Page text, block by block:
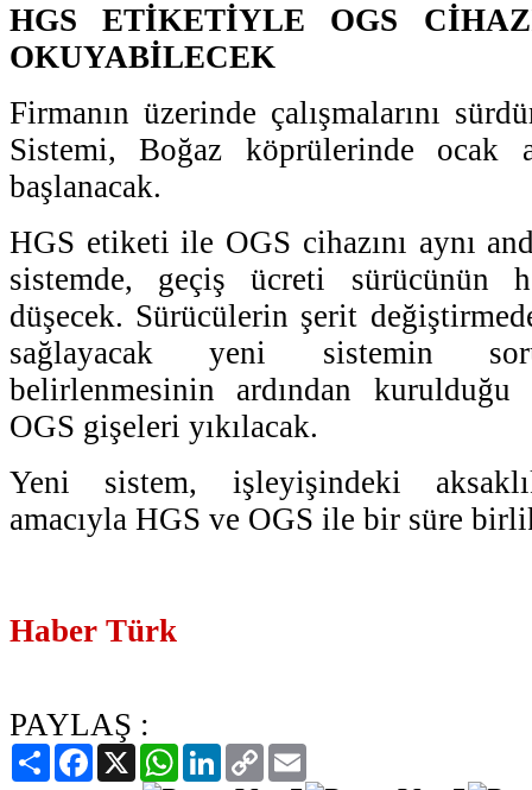
HGS ETİKETİYLE OGS
OKUYABİLECEK
Firmanın üzerinde çalışmalarını
Sistemi, Boğaz köprülerinde ocak
başlanacak.
HGS etiketi ile OGS cihazını aynı
sistemde, geçiş ücreti sürücünün
düşecek. Sürücülerin şerit
sağlayacak yeni sistemin
belirlenmesinin ardından
OGS gişeleri yıkılacak.
Yeni sistem, işleyişindeki
amacıyla HGS ve OGS ile bir süre
Haber Türk
PAYLAŞ :
PaylaşFacebook
X WhatsAppLinkedIn
Copy
Link